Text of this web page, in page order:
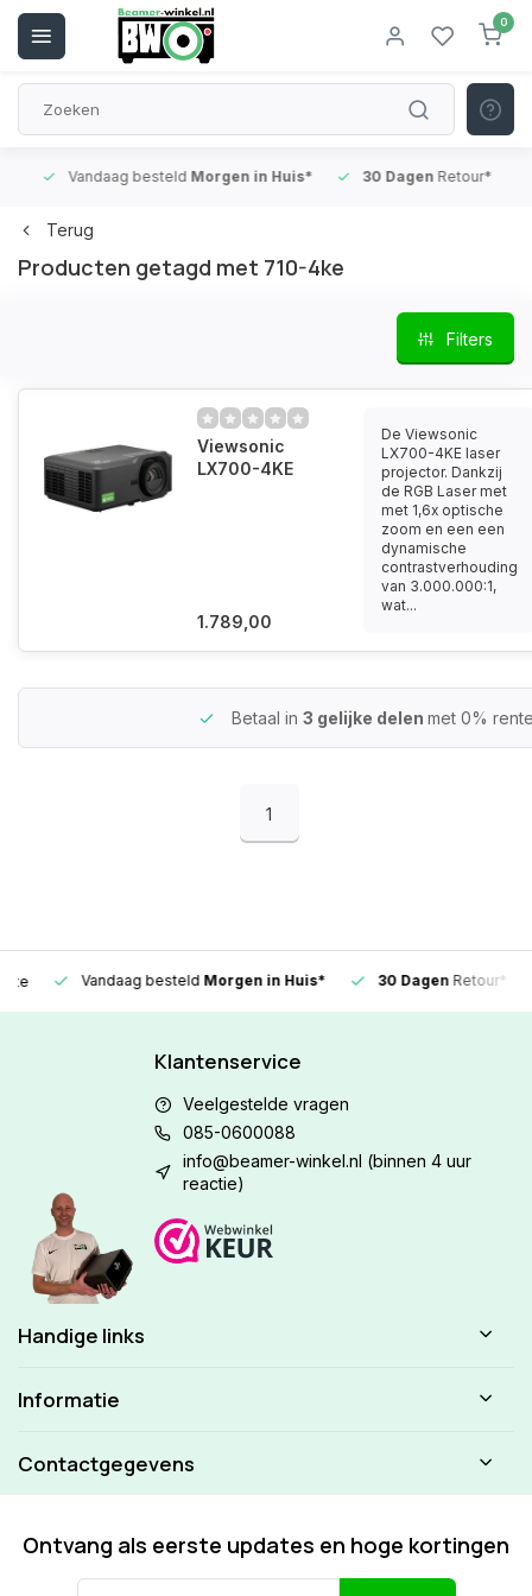
0
Vandaag besteldMorgen in Huis* 30 DagenRetour*
Terug
Producten getagd met 710-4ke
Filters
Viewsonic
LX700-4KE
1.789,00
De Viewsonic
LX700-4KE laser
projector. Dankzij
de RGB Laser met
met 1,6x optische
zoom en een een
dynamische
contrastverhouding
van 3.000.000:1,
wat...
Betaal in 3 gelijke delen met 0%
1
Vandaag besteldMorgen in Huis* 30 DagenRetour*
Klantenservice
Veelgestelde vragen
085-0600088
info@beamer-winkel.nl (binnen 4 uur
reactie)
Handige links
Informatie
Contactgegevens
Ontvang als eerste updates en hoge kortingen